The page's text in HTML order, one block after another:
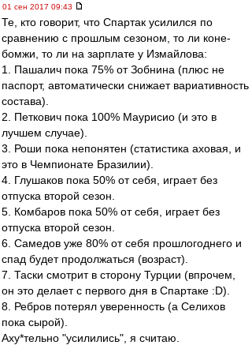
01 сен 2017 09:43
Те, кто говорит, что Спартак усилился по
сравнению с прошлым сезоном, то ли коне-
бомжи, то ли на зарплате у Измайлова:
1. Пашалич пока 75% от Зобнина (плюс не
паспорт, автоматически снижает вариативность
состава).
2. Петкович пока 100% Маурисио (и это в
лучшем случае).
3. Роши пока непонятен (статистика аховая, и
это в Чемпионате Бразилии).
4. Глушаков пока 50% от себя, играет без
отпуска второй сезон.
5. Комбаров пока 50% от себя, играет без
отпуска второй сезон.
6. Самедов уже 80% от себя прошлогоднего и
спад будет продолжаться (возраст).
7. Таски смотрит в сторону Турции (впрочем,
он это делает с первого дня в Спартаке :D).
8. Ребров потерял уверенность (а Селихов
пока сырой).
Аху*тельно "усилились", я считаю.